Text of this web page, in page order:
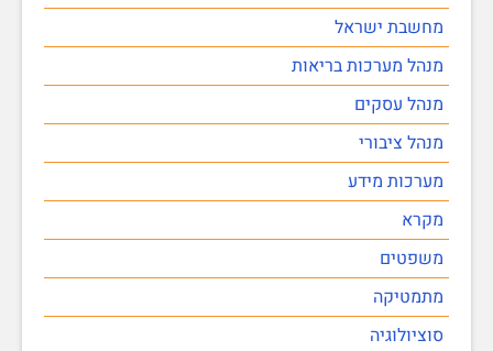
מחשבת ישראל
מנהל מערכות בריאות
מנהל עסקים
מנהל ציבורי
מערכות מידע
מקרא
משפטים
מתמטיקה
סוציולוגיה